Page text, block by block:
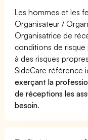
Les hommes et les
Organisateur /
Organisatrice de
conditions de
à des risques
SideCare référence
exerçant la
de réceptions les
besoin.